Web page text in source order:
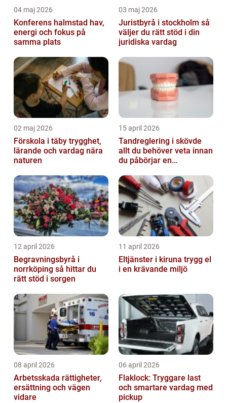
04 maj 2026
Konferens halmstad hav,
energi och fokus på
samma plats
03 maj 2026
Juristbyrå i stockholm så
väljer du rätt stöd i din
juridiska vardag
02 maj 2026
Förskola i täby trygghet,
lärande och vardag nära
naturen
15 april 2026
Tandreglering i skövde
allt du behöver veta innan
du påbörjar en
12 april 2026
Begravningsbyrå i
norrköping så hittar du
rätt stöd i sorgen
11 april 2026
Eltjänster i kiruna trygg el
i en krävande miljö
08 april 2026
Arbetsskada rättigheter,
ersättning och vägen
vidare
06 april 2026
Flaklock: Tryggare last
och smartare vardag med
pickup